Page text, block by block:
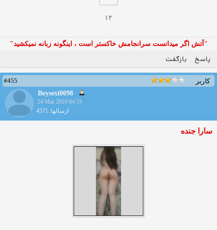
۱۲
"آتش اگر ميدانست سرانجامش خاكستر است ، اينگونه زبانه نميكشيد"
پاسخ بازگفت
کاربر
#455
Boysexi0098
24 Mar 2019 04:33
ارسالها: 4571
سارا جنده